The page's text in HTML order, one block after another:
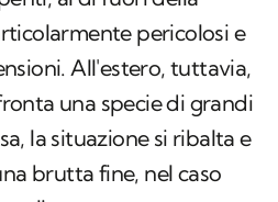
pericolosi e
All'estero, tuttavia,
una specie di grandi
la situazione si ribalta e
brutta fine, nel caso